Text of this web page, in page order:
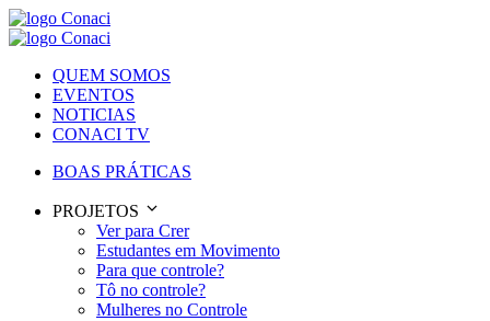
QUEM SOMOS
EVENTOS
NOTICIAS
CONACI TV
BOAS PRÁTICAS
PROJETOS
Ver para Crer
Estudantes em Movimento
Para que controle?
Tô no controle?
Mulheres no Controle